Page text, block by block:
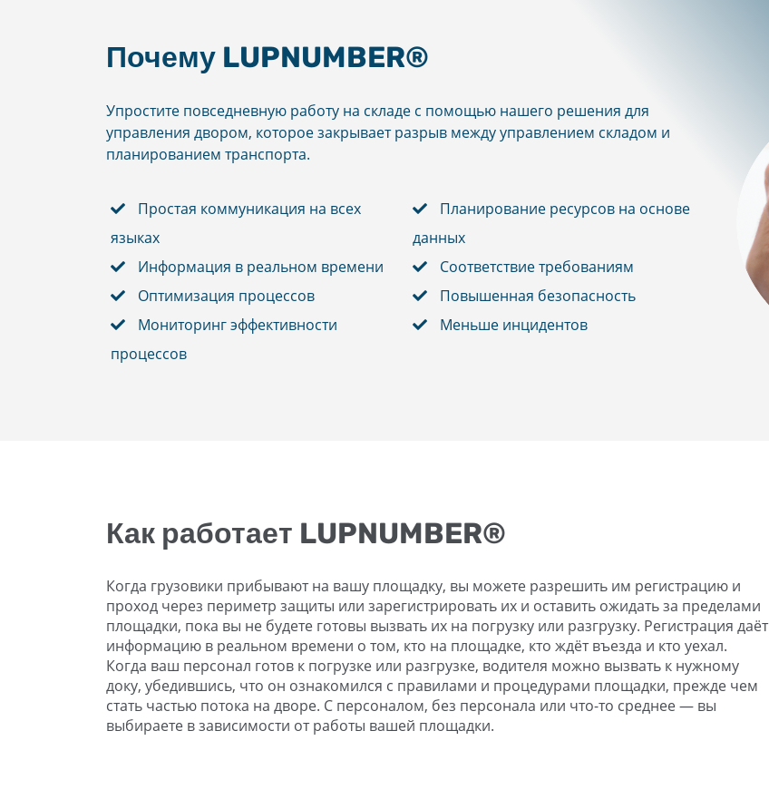
Почему LUPNUMBER®
Упростите повседневную работу на складе с помощью нашего решения для
управления двором, которое закрывает разрыв между управлением складом и
планированием транспорта.
Простая коммуникация на всех
языках
Информация в реальном времени
Оптимизация процессов
Мониторинг эффективности
процессов
Планирование ресурсов на основе
данных
Соответствие требованиям
Повышенная безопасность
Меньше инцидентов
Как работает LUPNUMBER®
Когда грузовики прибывают на вашу площадку, вы можете разрешить им регистрацию и
проход через периметр защиты или зарегистрировать их и оставить ожидать за пределами
площадки, пока вы не будете готовы вызвать их на погрузку или разгрузку. Регистрация даёт
информацию в реальном времени о том, кто на площадке, кто ждёт въезда и кто уехал.
Когда ваш персонал готов к погрузке или разгрузке, водителя можно вызвать к нужному
доку, убедившись, что он ознакомился с правилами и процедурами площадки, прежде чем
стать частью потока на дворе. С персоналом, без персонала или что-то среднее — вы
выбираете в зависимости от работы вашей площадки.